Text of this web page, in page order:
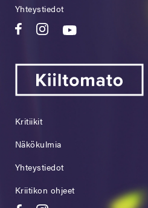
Yhteystiedot
Kritiikit
Näkökulmia
Yhteystiedot
Kriitikon ohjeet